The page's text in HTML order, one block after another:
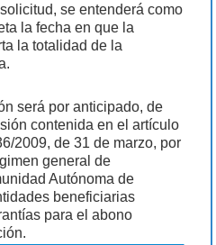
se entenderá como
la fecha en que la
la totalidad de la
será por anticipado, de
contenida en el artículo
2009, de 31 de marzo, por
general de
Autónoma de
beneficiarias
para el abono